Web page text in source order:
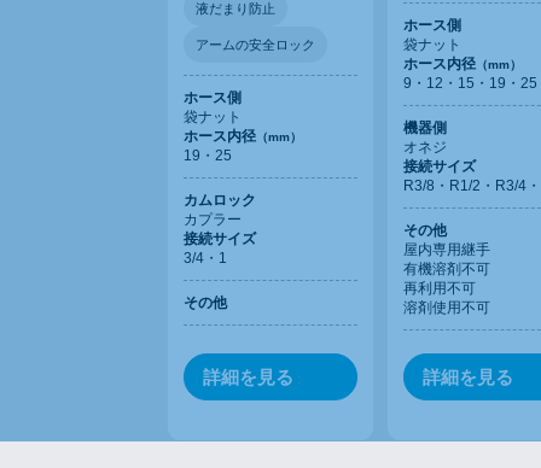
液だまり防止
アームの安全ロック
ホース側
袋ナット
ホース内径 （mm）
19・25
カムロック
カプラー
接続サイズ
3/4・1
その他
詳細を見る
ホース側
袋ナット
ホース内径 （mm）
9・12・15・19・25
機器側
オネジ
接続サイズ
R3/8・R1/2・R3/4
その他
屋内専用継手
有機溶剤不可
再利用不可
溶剤使用不可
詳細を見る